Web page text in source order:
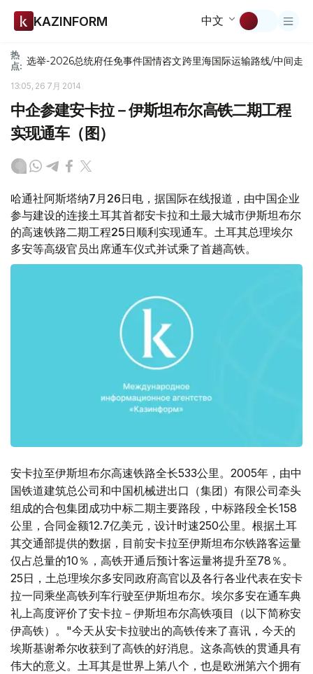
KAZINFORM 中文
热
点: 选举-2026总统府任免事件国情咨文跨里海国际运输路线/中间走廊
13:05, 26 7月 2014
中企参建安卡拉－伊斯坦布尔高铁二期工程
实现通车（图）
哈通社阿斯塔纳7月26日电，据国际在线报道，由中国企业
参与建设的连接土耳其首都安卡拉和土最大城市伊斯坦布尔
的高速铁路二期工程25日顺利实现通车。土耳其总理埃尔
多安等高级官员出席通车仪式并试乘了首趟高铁。
安卡拉至伊斯坦布尔高速铁路全长533公里。2005年，由中
国铁道建筑总公司和中国机械进出口（集团）有限公司牵头
组成的合包集团成功中标二期主要路段，中标路段全长158
公里，合同金额12.7亿美元，设计时速250公里。根据土耳
其交通部提供的数据，目前安卡拉至伊斯坦布尔铁路客运量
仅占总量的10％，高铁开通后预计客运量将提升至78％。
25日，土总理埃尔多安同政府高官以及各行各业代表在安卡
拉一同乘坐高铁列车行驶至伊斯坦布尔。埃尔多安在通车典
礼上高度评价了安卡拉－伊斯坦布尔高铁项目（以下简称安
伊高铁）。"今天从安卡拉驶出的高铁传来了喜讯，今天的
埃斯基谢希尔收获到了高铁的好消息。这条高铁的贯通具有
伟大的意义。土耳其是世界上第八个，也是欧洲第六个拥有